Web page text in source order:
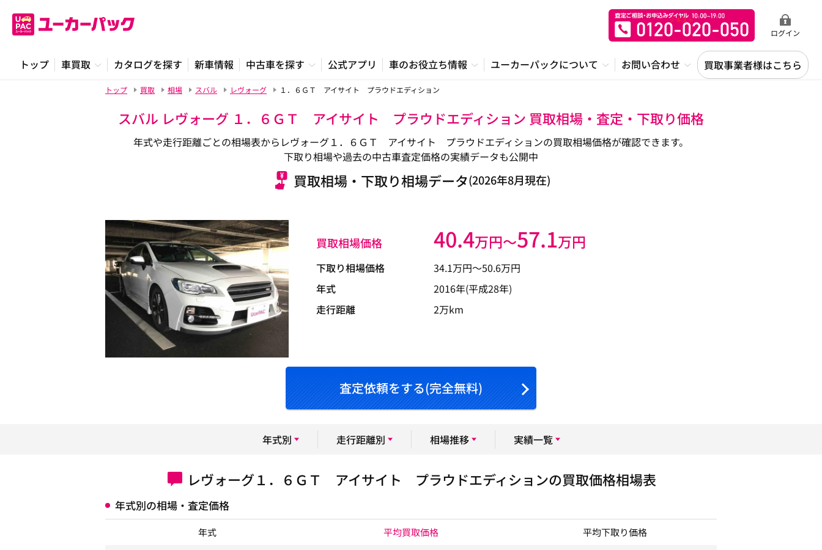
ログイン
トップ 車買取 カタログを探す 新車情報 中古車を探す 公式アプリ 車のお役立ち情報 ユーカーパックについて お問い合わせ 買取事業者様はこちら
トップ 買取 相場 スバル レヴォーグ １．６ＧＴ アイサイト プラウドエディション
スバル レヴォーグ １．６ＧＴ アイサイト プラウドエディション 買取相場・査定・下取り価格
年式や走行距離ごとの相場表からレヴォーグ１．６ＧＴ アイサイト プラウドエディションの買取相場価格が確認できます。
下取り相場や過去の中古車査定価格の実績データも公開中
買取相場・下取り相場データ(2026年8月現在)
買取相場価格 40.4万円〜57.1万円
下取り相場価格 34.1万円〜50.6万円
年式
2016年(平成28年)
走行距離
2万km
査定依頼をする(完全無料)
年式別 走行距離別 相場推移 実績一覧
レヴォーグ１．６ＧＴ アイサイト プラウドエディションの買取価格相場表
年式別の相場・査定価格
年式 平均買取価格 平均下取り価格